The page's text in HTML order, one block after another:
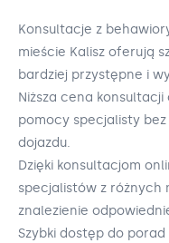
Konsultacje z
mieście Kalisz oferują
bardziej przystępne i
Niższa cena
pomocy specjalisty
dojazdu.
Dzięki konsultacjom
specjalistów z różnych
znalezienie
Szybki dostęp do